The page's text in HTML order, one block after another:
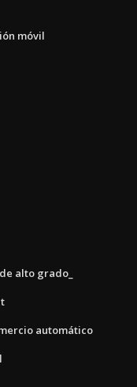
móvil
alto grado_
automático